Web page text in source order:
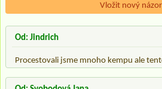
Vložit nový názor
Od: Jindrich
Procestovali jsme mnoho kempu ale